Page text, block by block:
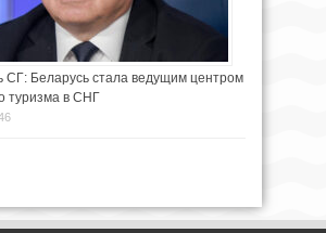
СГ: Беларусь стала ведущим центром
туризма в СНГ